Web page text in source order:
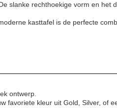
slanke rechthoekige vorm en
kasttafel is de perfecte
ontwerp.
favoriete kleur uit Gold, Silver, of